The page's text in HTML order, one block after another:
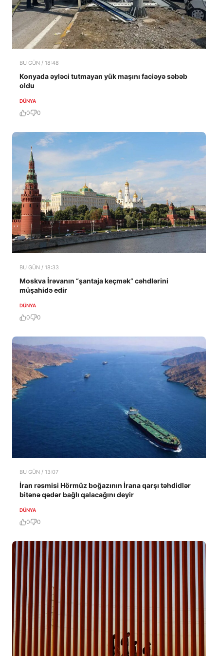
BU GÜN / 18:48
Konyada əyləci tutmayan yük maşını faciəyə səbəb
oldu
DÜNYA
0 0
BU GÜN / 18:33
Moskva İrəvanın “şantaja keçmək” cəhdlərini
müşahidə edir
DÜNYA
0 0
BU GÜN / 13:07
İran rəsmisi Hörmüz boğazının İrana qarşı təhdidlər
bitənə qədər bağlı qalacağını deyir
DÜNYA
0 0